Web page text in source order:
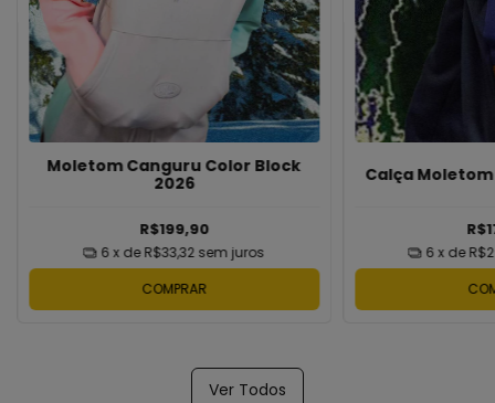
Moletom Canguru Color Block
2026
R$199,90
6 x deR$33,32 sem juros
COMPRAR
Calça
6 x de
Ver Todos